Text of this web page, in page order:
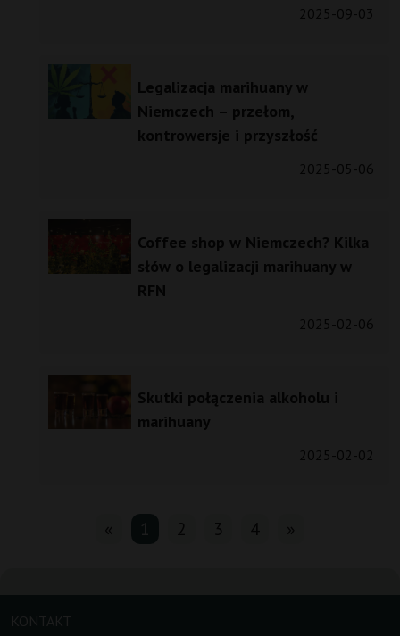
2025-09-03
Legalizacja marihuany w
Niemczech – przełom,
kontrowersje i przyszłość
2025-05-06
Coffee shop w Niemczech? Kilka
słów o legalizacji marihuany w
RFN
2025-02-06
Skutki połączenia alkoholu i
marihuany
2025-02-02
« 1 2 3 4 »
KONTAKT